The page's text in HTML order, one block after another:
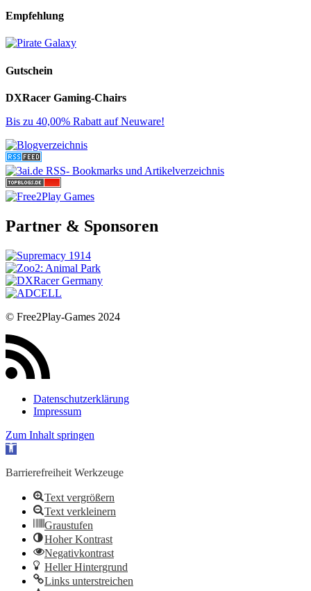
Empfehlung
Gutschein
DXRacer Gaming-Chairs
Bis zu 40,00% Rabatt auf Neuware!
Partner & Sponsoren
© Free2Play-Games 2024
Datenschutzerklärung
Impressum
Zum Inhalt springen
Werkzeugleiste öffnen
Barrierefreiheit Werkzeuge
Text vergrößern
Text verkleinern
Graustufen
Hoher Kontrast
Negativkontrast
Heller Hintergrund
Links unterstreichen